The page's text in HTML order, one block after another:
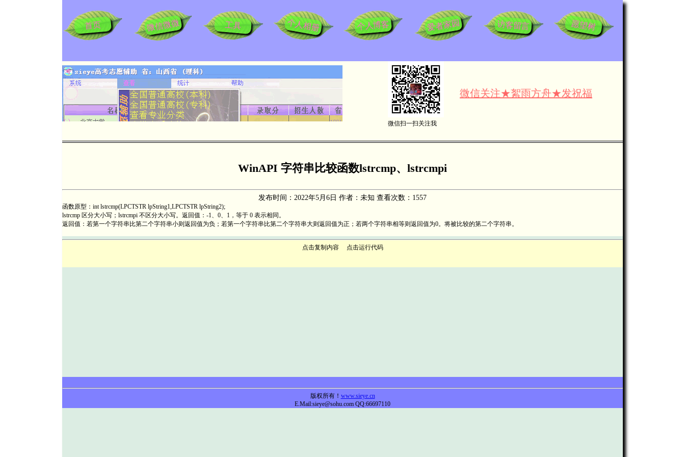
首页 微信微微 工具 个人相册 个人博客 爱者家园 访客留言 愿望树
微信扫一扫关注我
微信关注★絮雨方舟★发祝福
WinAPI 字符串比较函数lstrcmp、lstrcmpi
发布时间：2022年5月6日 作者：未知 查看次数：1557
函数原型：int lstrcmp(LPCTSTR lpString1,LPCTSTR lpString2);
lstrcmp 区分大小写；lstrcmpi 不区分大小写。返回值：-1、0、1，等于 0 表示相同。
返回值：若第一个字符串比第二个字符串小则返回值为负；若第一个字符串比第二个字符串大则返回值为正；若两个字符串相等则返回值为0。将被比较的第二个字符串。
点击复制内容 点击运行代码
版权所有！ www.sieye.cn
E.Mail:sieye@sohu.com QQ:66697110